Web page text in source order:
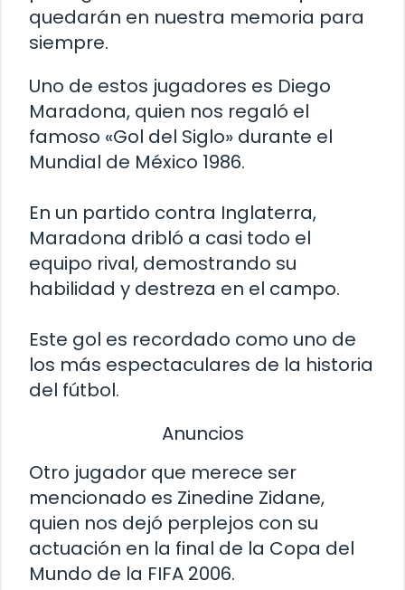
quedarán en nuestra memoria para
siempre.
Uno de estos jugadores es Diego
Maradona, quien nos regaló el
famoso «Gol del Siglo» durante el
Mundial de México 1986.
En un partido contra Inglaterra,
Maradona dribló a casi todo el
equipo rival, demostrando su
habilidad y destreza en el campo.
Este gol es recordado como uno de
los más espectaculares de la historia
del fútbol.
Anuncios
Otro jugador que merece ser
mencionado es Zinedine Zidane,
quien nos dejó perplejos con su
actuación en la final de la Copa del
Mundo de la FIFA 2006.